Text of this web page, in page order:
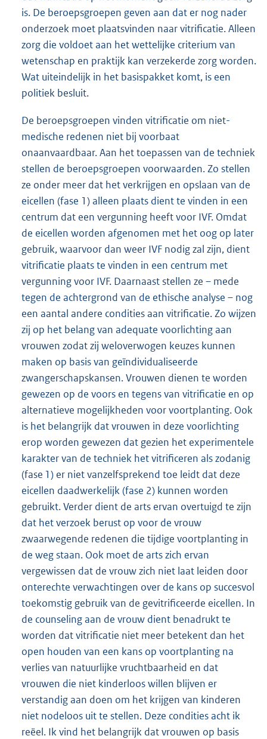
is. De beroepsgroepen geven aan dat er nog nader
onderzoek moet plaatsvinden naar vitrificatie. Alleen
zorg die voldoet aan het wettelijke criterium van
wetenschap en praktijk kan verzekerde zorg worden.
Wat uiteindelijk in het basispakket komt, is een
politiek besluit.
De beroepsgroepen vinden vitrificatie om niet-
medische redenen niet bij voorbaat
onaanvaardbaar. Aan het toepassen van de techniek
stellen de beroepsgroepen voorwaarden. Zo stellen
ze onder meer dat het verkrijgen en opslaan van de
eicellen (fase 1) alleen plaats dient te vinden in een
centrum dat een vergunning heeft voor IVF. Omdat
de eicellen worden afgenomen met het oog op later
gebruik, waarvoor dan weer IVF nodig zal zijn, dient
vitrificatie plaats te vinden in een centrum met
vergunning voor IVF. Daarnaast stellen ze – mede
tegen de achtergrond van de ethische analyse – nog
een aantal andere condities aan vitrificatie. Zo wijzen
zij op het belang van adequate voorlichting aan
vrouwen zodat zij weloverwogen keuzes kunnen
maken op basis van geïndividualiseerde
zwangerschapskansen. Vrouwen dienen te worden
gewezen op de voors en tegens van vitrificatie en op
alternatieve mogelijkheden voor voortplanting. Ook
is het belangrijk dat vrouwen in deze voorlichting
erop worden gewezen dat gezien het experimentele
karakter van de techniek het vitrificeren als zodanig
(fase 1) er niet vanzelfsprekend toe leidt dat deze
eicellen daadwerkelijk (fase 2) kunnen worden
gebruikt. Verder dient de arts ervan overtuigd te zijn
dat het verzoek berust op voor de vrouw
zwaarwegende redenen die tijdige voortplanting in
de weg staan. Ook moet de arts zich ervan
vergewissen dat de vrouw zich niet laat leiden door
onterechte verwachtingen over de kans op succesvol
toekomstig gebruik van de gevitrificeerde eicellen. In
de counseling aan de vrouw dient benadrukt te
worden dat vitrificatie niet meer betekent dan het
open houden van een kans op voortplanting na
verlies van natuurlijke vruchtbaarheid en dat
vrouwen die niet kinderloos willen blijven er
verstandig aan doen om het krijgen van kinderen
niet nodeloos uit te stellen. Deze condities acht ik
reëel. Ik vind het belangrijk dat vrouwen op basis